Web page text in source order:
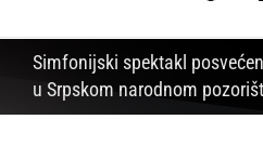
Simfonijski spektakl
u Srpskom narodnom